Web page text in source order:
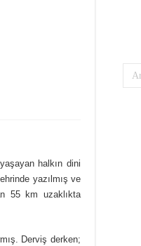
halkın dini
yazılmış ve
55 km uzaklıkta
Derviş derken;